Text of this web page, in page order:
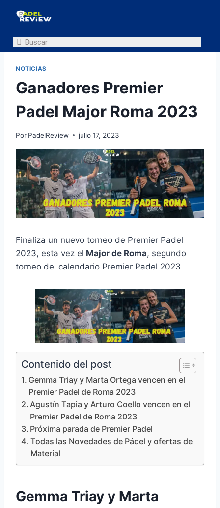
NOTICIAS
Ganadores Premier
Padel Major Roma 2023
Por PadelReview julio 17, 2023
Finaliza un nuevo torneo de Premier Padel
2023, esta vez el Major de Roma, segundo
torneo del calendario Premier Padel 2023
Contenido del post
Gemma Triay y Marta Ortega vencen en el
Premier Padel de Roma 2023
Agustín Tapia y Arturo Coello vencen en el
Premier Padel de Roma 2023
Próxima parada de Premier Padel
Todas las Novedades de Pádel y ofertas de
Material
Gemma Triay y Marta